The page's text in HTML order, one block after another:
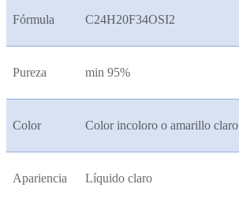
Fórmula C24H20F34OSI2
Pureza min 95%
Color Color incoloro o amarillo claro
Apariencia Líquido claro